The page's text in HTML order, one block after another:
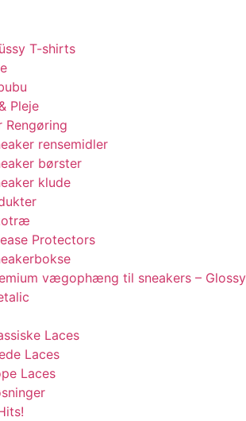
T-shirts
Pleje
Rengøring
rensemidler
børster
klude
Protectors
vægophæng til sneakers – Glossy
Laces
Laces
Laces